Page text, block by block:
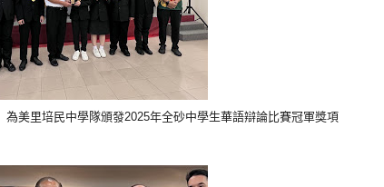
為美里培民中學隊頒發2025年全砂中學生華語辯論比賽冠軍獎項